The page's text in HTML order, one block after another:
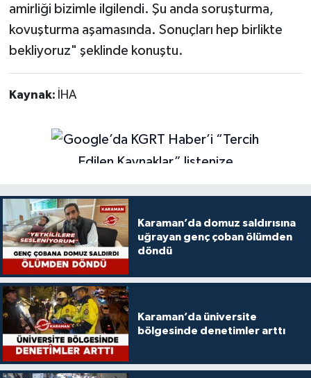
amirliği bizimle ilgilendi. Şu anda soruşturma,
kovuşturma aşamasında. Sonuçları hep birlikte
bekliyoruz" şeklinde konuştu.
Kaynak: İHA
Karaman’da domuz saldırısına
uğrayan genç çoban ölümden
döndü
Karaman’da üniversite
bölgesinde denetimler arttı